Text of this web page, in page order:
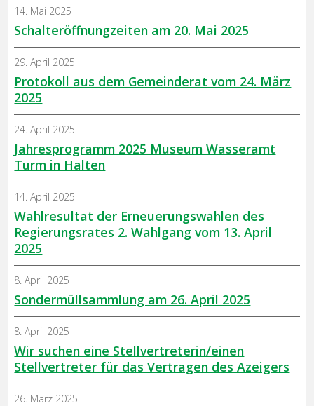
Schalteröffnungzeiten am 20. Mai 2025
14. Mai 2025
Protokoll aus dem Gemeinderat vom 24. März
2025
29. April 2025
Jahresprogramm 2025 Museum Wasseramt
Turm in Halten
24. April 2025
Wahlresultat der Erneuerungswahlen des
Regierungsrates 2. Wahlgang vom 13. April
2025
14. April 2025
Sondermüllsammlung am 26. April 2025
8. April 2025
Wir suchen eine Stellvertreterin/einen
Stellvertreter für das Vertragen des Azeigers
8. April 2025
26. März 2025